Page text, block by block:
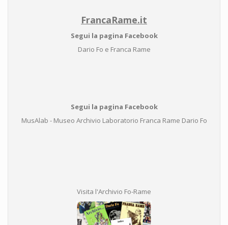
FrancaRame.it
Segui la pagina Facebook
Dario Fo e Franca Rame
Segui la pagina Facebook
MusAlab - Museo Archivio Laboratorio Franca Rame Dario Fo
Visita l'Archivio Fo-Rame